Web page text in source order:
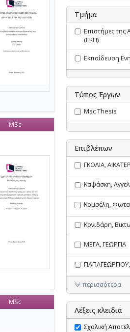
MSc
MSc
Τμήμα
Επιστήμες της
(ΕΚΠ)
Εκπαίδευση
Τύπος Έργων
Msc Thesis
Επιβλέπων
ΓΚΟΛΙΑ,
Καψάσκη,
Κομσέλη,
Κονιδάρη,
ΜΕΓΑ, ΓΕΩΡΓΙΑ
περισσότερα
Λέξεις κλειδιά
Σχολική